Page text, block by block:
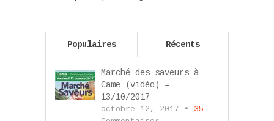
Populaires Récents
Marché des saveurs à
Came (vidéo) –
13/10/2017
octobre 12, 2017 • 35